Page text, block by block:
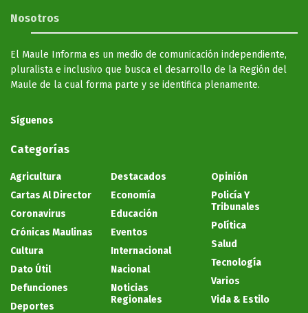
Nosotros
El Maule Informa es un medio de comunicación independiente,
pluralista e inclusivo que busca el desarrollo de la Región del
Maule de la cual forma parte y se identifica plenamente.
Síguenos
Categorías
Agricultura
Cartas Al Director
Coronavirus
Crónicas Maulinas
Cultura
Dato Útil
Defunciones
Deportes
Destacados
Economía
Educación
Eventos
Internacional
Nacional
Noticias
Regionales
Opinión
Policía Y
Tribunales
Política
Salud
Tecnología
Varios
Vida & Estilo